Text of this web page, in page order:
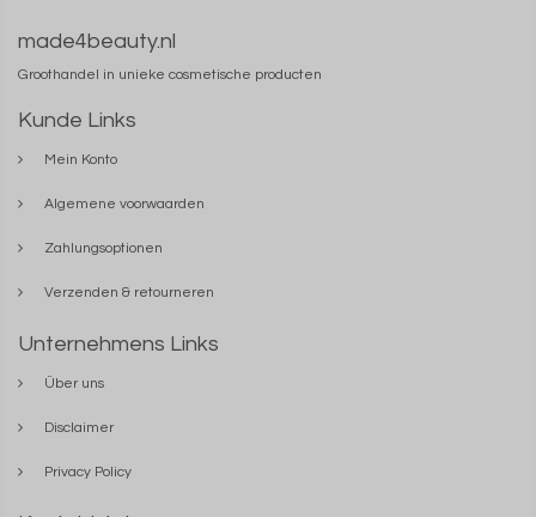
made4beauty.nl
Groothandel in unieke cosmetische producten
Kunde Links
Mein Konto
Algemene voorwaarden
Zahlungsoptionen
Verzenden & retourneren
Unternehmens Links
Über uns
Disclaimer
Privacy Policy